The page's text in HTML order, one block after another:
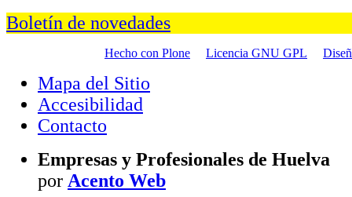
Boletín de novedades
Hecho con Plone Licencia GNU GPL
Mapa del Sitio
Accesibilidad
Contacto
Empresas y Profesionales de Huelva
por Acento Web